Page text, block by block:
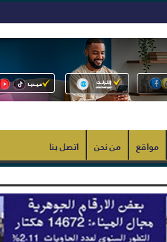
مواقع من نحن اتصل بنا